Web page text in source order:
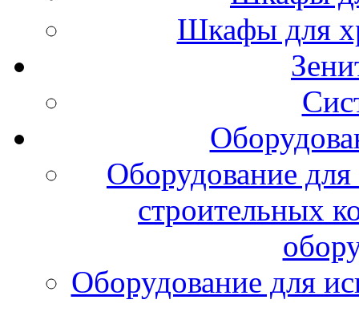
Шкафы для
Оборудование
строительных
Оборудование для